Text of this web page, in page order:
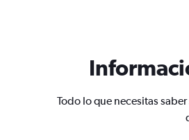
Todo lo que necesitas